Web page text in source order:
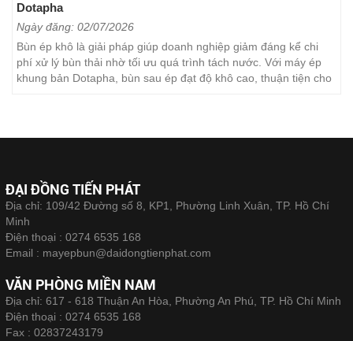
Dotapha
Ngày đăng: 02/07/2026
Bùn ép khô là giải pháp giúp doanh nghiệp giảm đáng kể chi
phí xử lý bùn thải nhờ tối ưu quá trình tách nước. Với máy ép
khung bản Dotapha, bùn sau ép đạt độ khô cao, thuận tiện cho
ĐẠI ĐỒNG TIẾN PHÁT
Địa chỉ: 109/42 Đường số 8, KP1, Phường Linh Xuân, TP. Hồ Chí
Minh
Điện thoại : 0274 6535 168
Email : mayepbun@daidongtienphat.com
VĂN PHÒNG MIỀN NAM
Địa chỉ: 617 - 618 Thuận An Hòa, Phường An Phú, TP. Hồ Chí Minh
Điện thoại : 0274 6535 168
Fax : 02837243179